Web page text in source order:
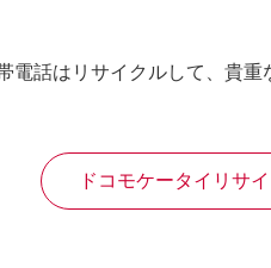
電話はリサイクルして、貴重
ドコモケータイリサ